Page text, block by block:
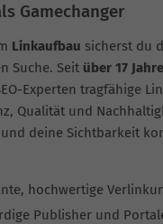
Gamechanger
Linkaufbau sicherst du
Suche. Seit über 17
Experten tragfähige
Qualität und
deine Sichtbarkeit
hochwertige
Publisher und